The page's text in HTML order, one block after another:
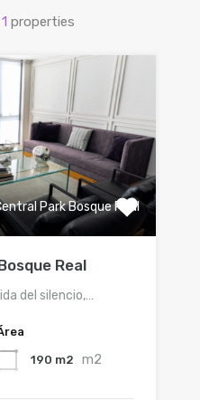
1 properties
Park Bosque Real
Real
del silencio,…
190 m2 m2